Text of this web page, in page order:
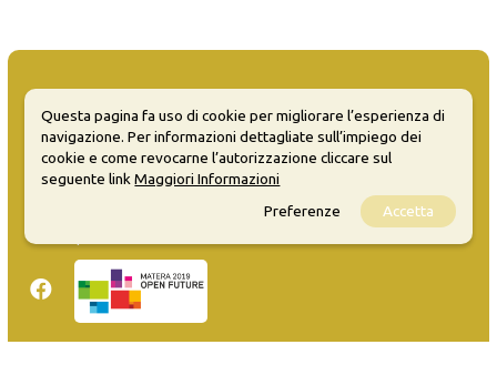
MATERA WELCOME EVENTS
Questa pagina fa uso di cookie per migliorare l’esperienza di
navigazione. Per informazioni dettagliate sull’impiego dei
cookie e come revocarne l’autorizzazione cliccare sul
seguente linkMaggiori Informazioni
Preferenze
Accetta